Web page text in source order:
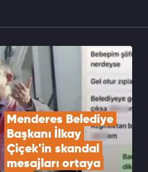
Menderes Belediye
Başkanı İlkay
Çiçek'in skandal
mesajları ortaya